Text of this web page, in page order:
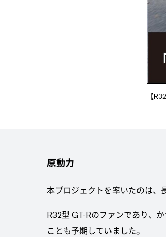
【
原動力
本プロジェクトを率いたのは、
R32型 GT-Rのファンであり、
ことも予期していました。